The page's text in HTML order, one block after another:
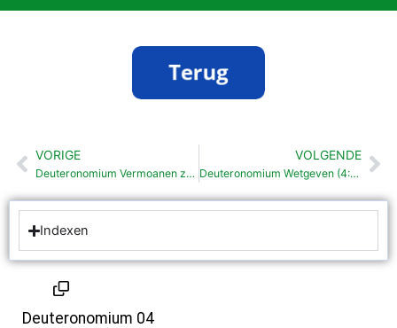
Vorige
VORIGE
Deuteronomium Vermoanen zok aan wet te holden (4: 1-40)
VOLGENDE
Deuteronomium Wetgeven (4:44- 6: 3)
Indexen
Deuteronomium 04